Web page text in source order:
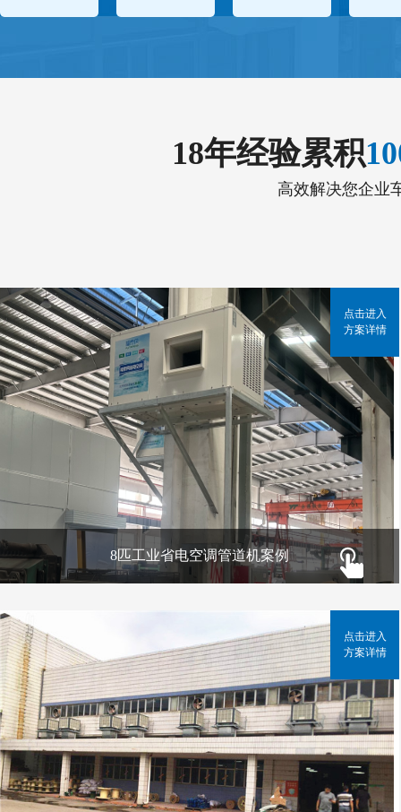
18年经验累积
高效解决您企业
8匹工业省电空调管道机案例
点击进入
方案详情
点击进入
方案详情